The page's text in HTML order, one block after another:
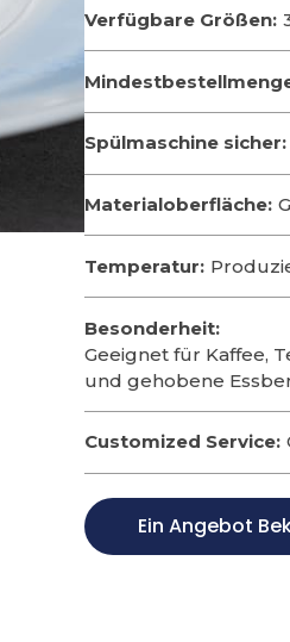
Verfügbare Größen:
Spülmaschine sicher:
Materialoberfläche:
Temperatur:
Besonderheit:
Geeignet für Kaffee,
und gehobene
Customized Service:
Ein Angebot